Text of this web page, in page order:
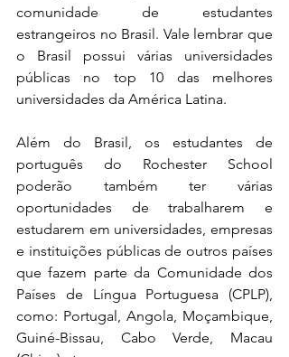
comunidade de estudantes
estrangeiros no Brasil. Vale lembrar que
o Brasil possui várias universidades
públicas no top 10 das melhores
universidades da América Latina.
Além do Brasil, os estudantes de
português do Rochester School
poderão também ter várias
oportunidades de trabalharem e
estudarem em universidades, empresas
e instituições públicas de outros países
que fazem parte da Comunidade dos
Países de Língua Portuguesa (CPLP),
como: Portugal, Angola, Moçambique,
Guiné-Bissau, Cabo Verde, Macau